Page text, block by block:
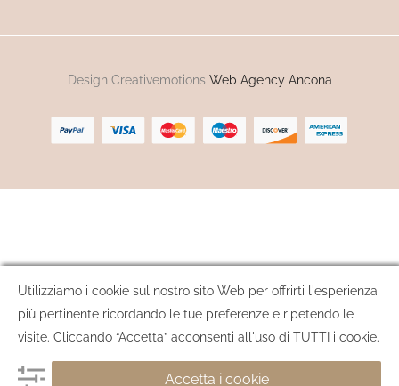
Design Creativemotions Web Agency Ancona
Utilizziamo i cookie sul nostro sito Web per offrirti l'esperienza
più pertinente ricordando le tue preferenze e ripetendo le
visite. Cliccando “Accetta” acconsenti all'uso di TUTTI i cookie.
Accetta i cookie